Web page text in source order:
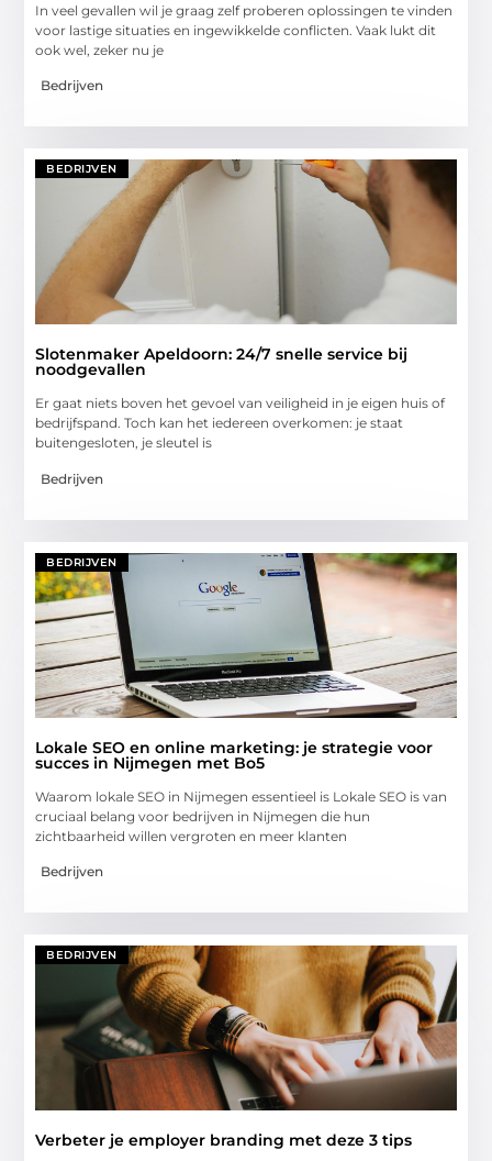
In veel gevallen wil je graag zelf proberen oplossingen te vinden
voor lastige situaties en ingewikkelde conflicten. Vaak lukt dit
ook wel, zeker nu je
Bedrijven
BEDRIJVEN
Slotenmaker Apeldoorn: 24/7 snelle service bij
noodgevallen
Er gaat niets boven het gevoel van veiligheid in je eigen huis of
bedrijfspand. Toch kan het iedereen overkomen: je staat
buitengesloten, je sleutel is
Bedrijven
BEDRIJVEN
Lokale SEO en online marketing: je strategie voor
succes in Nijmegen met Bo5
Waarom lokale SEO in Nijmegen essentieel is Lokale SEO is van
cruciaal belang voor bedrijven in Nijmegen die hun
zichtbaarheid willen vergroten en meer klanten
Bedrijven
BEDRIJVEN
Verbeter je employer branding met deze 3 tips